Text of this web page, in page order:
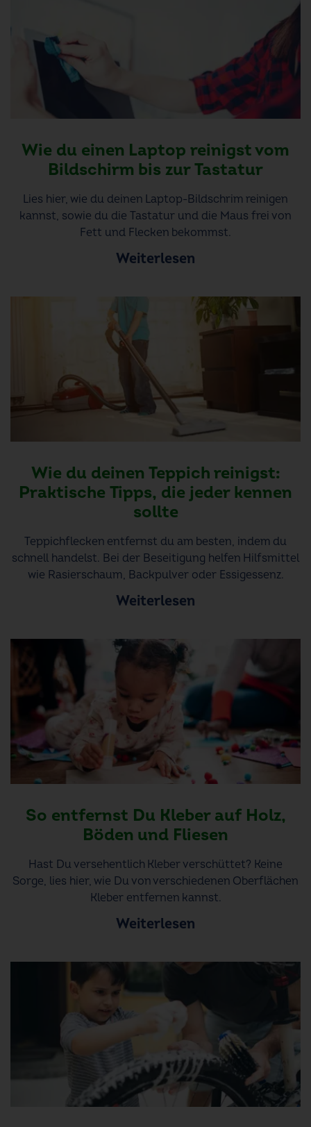
Wie du einen Laptop reinigst vom
Bildschirm bis zur Tastatur
Lies hier, wie du deinen Laptop-Bildschrim reinigen
kannst, sowie du die Tastatur und die Maus frei von
Fett und Flecken bekommst.
Weiterlesen
Wie du deinen Teppich reinigst:
Praktische Tipps, die jeder kennen
sollte
Teppichflecken entfernst du am besten, indem du
schnell handelst. Bei der Beseitigung helfen Hilfsmittel
wie Rasierschaum, Backpulver oder Essigessenz.
Weiterlesen
So entfernst Du Kleber auf Holz,
Böden und Fliesen
Hast Du versehentlich Kleber verschüttet? Keine
Sorge, lies hier, wie Du von verschiedenen Oberflächen
Kleber entfernen kannst.
Weiterlesen